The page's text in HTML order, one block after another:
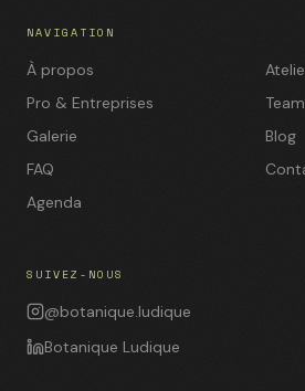
NAVIGATION
À propos
Pro & Entreprises
Galerie
Blog
FAQ
Agenda
SUIVEZ-NOUS
@botanique.ludique
Botanique Ludique